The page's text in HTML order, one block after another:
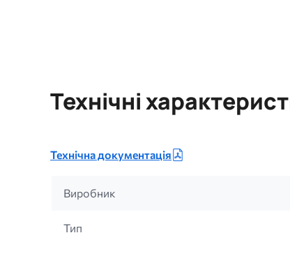
Технічні
Технічна документація
Виробник
Тип